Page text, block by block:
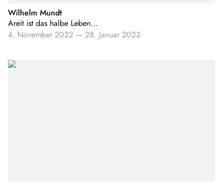
Wilhelm Mundt
Areit ist das halbe Leben…
4. November 2022 — 28. Januar 2023